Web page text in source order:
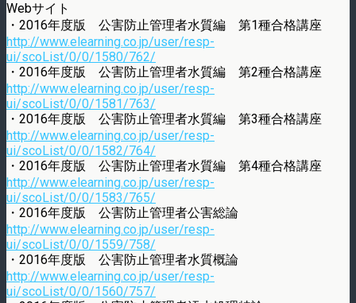
Webサイト
・2016年度版 公害防止管理者水質編 第1種合格講座
http://www.elearning.co.jp/user/resp-
ui/scoList/0/0/1580/762/
・2016年度版 公害防止管理者水質編 第2種合格講座
http://www.elearning.co.jp/user/resp-
ui/scoList/0/0/1581/763/
・2016年度版 公害防止管理者水質編 第3種合格講座
http://www.elearning.co.jp/user/resp-
ui/scoList/0/0/1582/764/
・2016年度版 公害防止管理者水質編 第4種合格講座
http://www.elearning.co.jp/user/resp-
ui/scoList/0/0/1583/765/
・2016年度版 公害防止管理者公害総論
http://www.elearning.co.jp/user/resp-
ui/scoList/0/0/1559/758/
・2016年度版 公害防止管理者水質概論
http://www.elearning.co.jp/user/resp-
ui/scoList/0/0/1560/757/